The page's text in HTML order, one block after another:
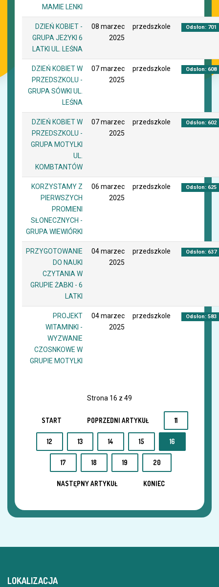
MAMIE LENKI
DZIEŃ KOBIET -
GRUPA JEŻYKI 6
LATKI UL. LEŚNA
08 marzec
2025
przedszkole Odsłon: 701
DZIEŃ KOBIET W
PRZEDSZKOLU -
GRUPA SÓWKI UL.
LEŚNA
07 marzec
2025
przedszkole Odsłon: 608
DZIEŃ KOBIET W
PRZEDSZKOLU -
GRUPA MOTYLKI
UL.
KOMBTANTÓW
07 marzec
2025
przedszkole Odsłon: 602
KORZYSTAMY Z
PIERWSZYCH
PROMIENI
SŁONECZNYCH -
GRUPA WIEWIÓRKI
06 marzec
2025
przedszkole Odsłon: 625
PRZYGOTOWANIE
DO NAUKI
CZYTANIA W
GRUPIE ŻABKI - 6
LATKI
04 marzec
2025
przedszkole Odsłon: 637
PROJEKT
WITAMINKI -
WYZWANIE
CZOSNKOWE W
GRUPIE MOTYLKI
04 marzec
2025
przedszkole Odsłon: 583
Strona 16 z 49
START POPRZEDNI ARTYKUŁ 11
12 13 14 15 16
17 18 19 20
NASTĘPNY ARTYKUŁ KONIEC
LOKALIZACJA